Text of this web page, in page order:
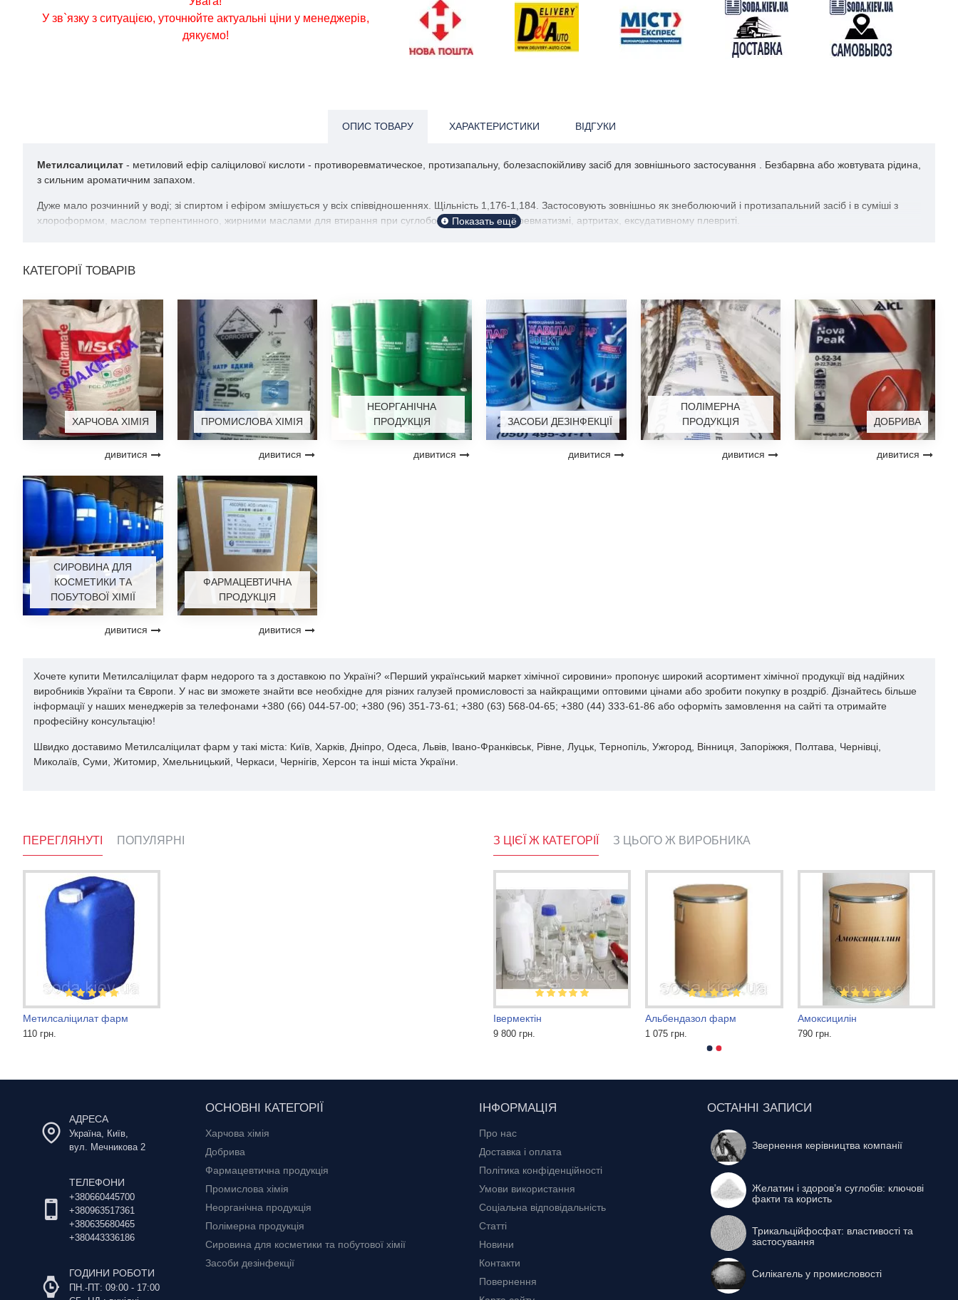
У зв`язку з ситуацією, уточнюйте актуальні ціни у менеджерів,
дякуємо!
ОПИС ТОВАРУ ХАРАКТЕРИСТИКИ ВІДГУКИ
Метилсалицилат - метиловий ефір саліцилової кислоти - противоревматическое, протизапальну, болезаспокійливу засіб для зовнішнього застосування . Безбарвна або жовтувата рідина,
з сильним ароматичним запахом.
Дуже мало розчинний у воді; зі спиртом і ефіром змішується у всіх співвідношеннях. Щільність 1,176-1,184. Застосовують зовнішньо як знеболюючий і протизапальний засіб і в суміші з
хлороформом, маслом терпентинного, жирними маслами для втирання при суглобовому і м'язовому ревматизмі, артритах, ексудативному плевриті.
КАТЕГОРІЇ ТОВАРІВ
ХАРЧОВА ХІМІЯ
дивитися
ПРОМИСЛОВА ХІМІЯ
дивитися
НЕОРГАНІЧНА
ПРОДУКЦІЯ
дивитися
ЗАСОБИ ДЕЗІНФЕКЦІЇ
дивитися
ПОЛІМЕРНА
ПРОДУКЦІЯ
дивитися
ДОБРИВА
дивитися
СИРОВИНА ДЛЯ
КОСМЕТИКИ ТА
ПОБУТОВОЇ ХІМІЇ
дивитися
ФАРМАЦЕВТИЧНА
ПРОДУКЦІЯ
дивитися
Хочете купити Метилсаліцилат фарм недорого та з доставкою по Україні? «Перший український маркет хімічної сировини» пропонує широкий асортимент хімічної продукції від надійних
виробників України та Європи. У нас ви зможете знайти все необхідне для різних галузей промисловості за найкращими оптовими цінами або зробити покупку в роздріб. Дізнайтесь більше
інформації у наших менеджерів за телефонами +380 (66) 044-57-00; +380 (96) 351-73-61; +380 (63) 568-04-65; +380 (44) 333-61-86 або оформіть замовлення на сайті та отримайте
професійну консультацію!
Швидко доставимо Метилсаліцилат фарм у такі міста: Київ, Харків, Дніпро, Одеса, Львів, Івано-Франківськ, Рівне, Луцьк, Тернопіль, Ужгород, Вінниця, Запоріжжя, Полтава, Чернівці,
Миколаїв, Суми, Житомир, Хмельницький, Черкаси, Чернігів, Херсон та інші міста України.
ПЕРЕГЛЯНУТІ ПОПУЛЯРНІ
Метилсаліцилат фарм
110 грн.
З ЦІЄЇ Ж КАТЕГОРІЇ З ЦЬОГО Ж ВИРОБНИКА
Метиленовий синій для риб
3 600 грн.
Івермектін
9 800 грн.
Альбендазол фарм
1 075 грн.
Амоксицилін
790 грн.
АДРЕСА
Україна, Київ,
вул. Мечникова 2
ТЕЛЕФОНИ
+380660445700
+380963517361
+380635680465
+380443336186
ГОДИНИ РОБОТИ
ПН.-ПТ: 09:00 - 17:00
ОСНОВНІ КАТЕГОРІЇ
Харчова хімія
Добрива
Фармацевтична продукція
Промислова хімія
Неорганічна продукція
Полімерна продукція
Сировина для косметики та побутової хімії
Засоби дезінфекції
ІНФОРМАЦІЯ
Про нас
Доставка і оплата
Політика конфіденційності
Умови використання
Соціальна відповідальність
Статті
Новини
Контакти
Повернення
ОСТАННІ ЗАПИСИ
Звернення керівництва компанії
Желатин і здоров’я суглобів: ключові
факти та користь
Трикальційфосфат: властивості та
застосування
Силікагель у промисловості